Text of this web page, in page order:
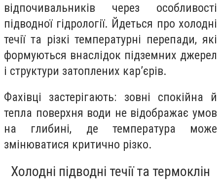
відпочивальників через особливості
підводної гідрології. Йдеться про холодні
течії та різкі температурні перепади, які
формуються внаслідок підземних джерел
і структури затоплених кар’єрів.
Фахівці застерігають: зовні спокійна й
тепла поверхня води не відображає умов
на глибині, де температура може
змінюватися критично різко.
Холодні підводні течії та термоклін